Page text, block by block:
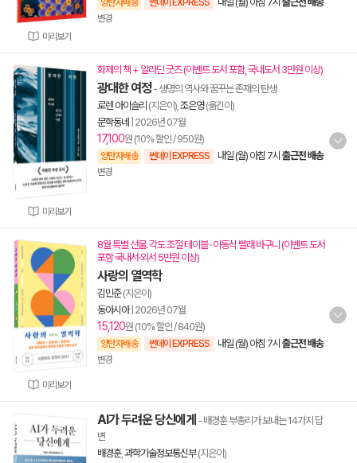
미리보기
양탄자배송 썬데이 EXPRESS
변경
미리보기
화제의 책 + 알라딘 굿즈 (이벤트 도서 포함, 국내도서 3만원 이상)
광대한 여정- 생명의 역사와 꿈꾸는 존재의 탄생
로렌 아이슬리 (지은이), 조은영(옮긴이)
문학동네
2026년 07월
17,100원 (10% 할인 / 950원)
양탄자배송 썬데이 EXPRESS 내일 (월) 아침 7시 출근전 배송
변경
미리보기
8월 특별 선물. 각도 조절 테이블 · 이동식 빨래 바구니 (이벤트 도서
포함 국내서·외서 5만원 이상)
사랑의 열역학
김민준(지은이)
동아시아| 2026년 07월
15,120원 (10% 할인 / 840원)
양탄자배송 썬데이 EXPRESS 내일 (월) 아침 7시 출근전 배송
변경
AI가 두려운 당신에게 - 배경훈 부총리가 보내는 14가지 답
변
배경훈, 과학기술정보통신부(지은이)